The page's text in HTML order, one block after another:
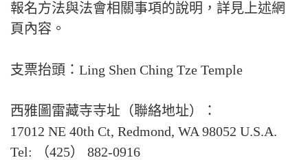
報名方法與法會相關事項的說明，詳見上述網
頁內容。
支票抬頭：Ling Shen Ching Tze Temple
西雅圖雷藏寺寺址（聯絡地址）：
17012 NE 40th Ct, Redmond, WA 98052 U.S.A.
Tel: （425） 882-0916